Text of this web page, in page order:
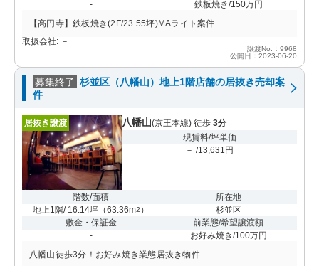
-
鉄板焼き/150万円
【高円寺】鉄板焼き(2F/23.55坪)MAライト案件
取扱会社: －
譲渡No.：9968
公開日：2023-06-20
募集終了 杉並区（八幡山）地上1階店舗の居抜き売却案
件
居抜き譲渡 八幡山(京王本線) 徒歩 3分
現賃料/坪単価
－ /13,631円
階数/面積
地上1階/ 16.14坪 （63.36m2 ）
所在地
杉並区
敷金・保証金
-
前業態/希望譲渡額
お好み焼き/100万円
八幡山徒歩3分！お好み焼き業態居抜き物件